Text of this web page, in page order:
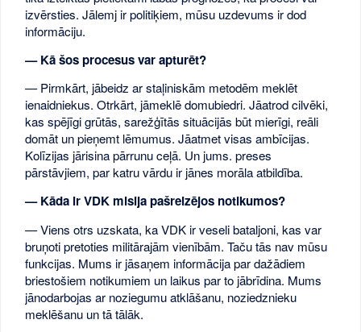
izvērsties. Jālemj ir politiķiem, mūsu uzdevums ir dod
informāciju.
— Kā šos procesus var apturēt?
— Pirmkārt, jābeidz ar staļiniskām metodēm meklēt
ienaidniekus. Otrkārt, jāmeklē domubiedri. Jāatrod cilvēki,
kas spējīgi grūtās, sarežģītās situācijās būt mierīgi, reāli
domāt un pieņemt lēmumus. Jāatmet visas ambīcijas.
Kolīzijas jārisina pārrunu ceļā. Un jums. preses
pārstāvjiem, par katru vārdu ir jānes morāla atbildība.
— Kāda ir VDK misija pašreizējos notikumos?
— Viens otrs uzskata, ka VDK ir veseli bataljoni, kas var
bruņoti pretoties militārajām vienībām. Taču tās nav mūsu
funkcijas. Mums ir jāsaņem informācija par dažādiem
briestošiem notikumiem un laikus par to jābrīdina. Mums
jānodarbojas ar noziegumu atklāšanu, noziedznieku
meklēšanu un tā tālāk.